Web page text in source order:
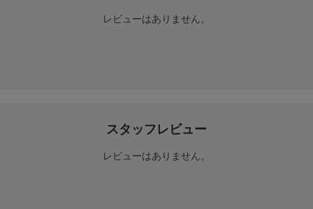
レビューはありません。
スタッフレビュー
レビューはありません。